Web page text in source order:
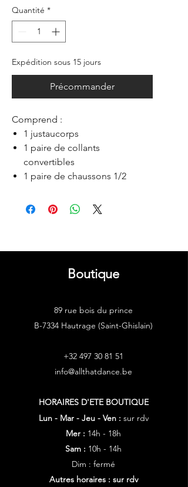
Quantité *
Expédition sous 15 jours
Précommander
Comprend :
1 justaucorps
1 paire de collants
convertibles
1 paire de chaussons 1/2
Boutique
89 rue bois du prince
B-7334 Hautrage (Saint-Ghislain)
+32 497 30 81 51
info@allthatdance.be
HORAIRES D'ETE BOUTIQUE
Lun - Mar - Jeu - Ven : sur rdv
Mer : 14h - 18h
Sam : 10h - 14h
Dim : fermé
Autres horaires : sur rdv